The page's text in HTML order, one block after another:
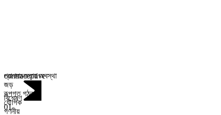
প্রাণবাচকতার অবস্থা
জড়
রূপগত গঠন
যৌগিক
গণনীয়
contraceptive
বিশেষণ
01